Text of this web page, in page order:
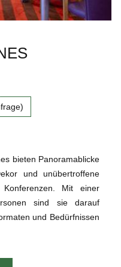
bieten Panoramablicke
und unübertroffene
Mit einer
sind sie darauf
und Bedürfnissen